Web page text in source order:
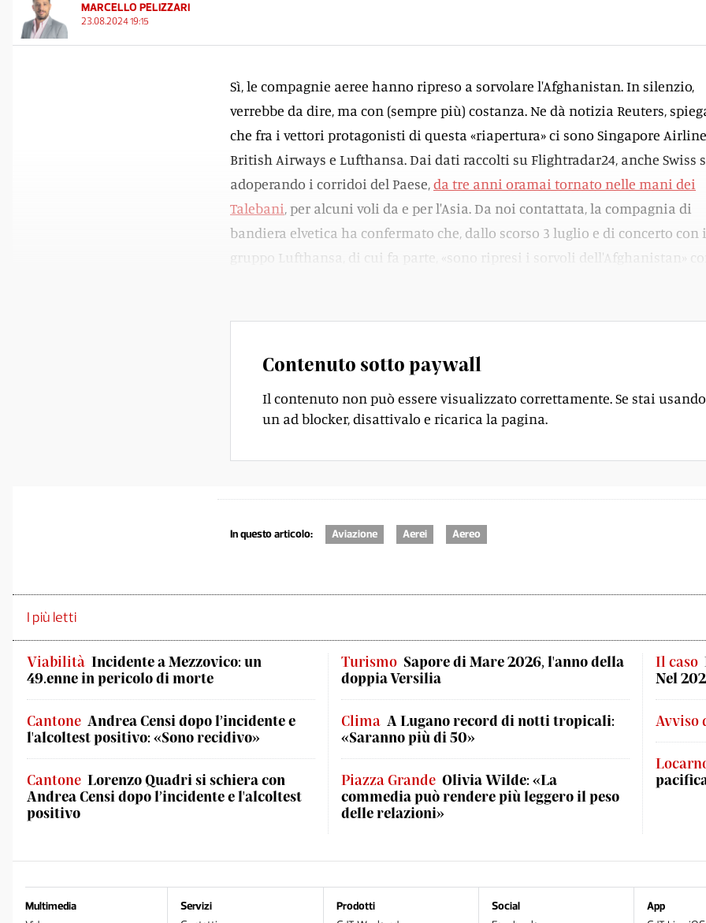
MARCELLO PELIZZARI
23.08.2024 19:15
Sì, le compagnie aeree hanno ripreso a sorvolare l'Afghanistan. In silenzio,
verrebbe da dire, ma con (sempre più) costanza. Ne dà notizia Reuters,
che fra i vettori protagonisti di questa «riapertura» ci sono Singapore
British Airways e Lufthansa. Dai dati raccolti su Flightradar24, anche Swiss
adoperando i corridoi del Paese,da tre anni oramai tornato nelle mani dei
Talebani, per alcuni voli da e per l'Asia. Da noi contattata, la compagnia di
bandiera elvetica ha confermato che, dallo scorso 3 luglio e di concerto con
gruppo Lufthansa, di cui fa parte, «sono ripresi i sorvoli dell'Afghanistan»
Contenuto sotto paywall
Il contenuto non può essere visualizzato correttamente. Se stai usando
un ad blocker, disattivalo e ricarica la pagina.
In questo articolo: Aviazione Aerei Aereo
I più letti
Viabilità Incidente a Mezzovico: un
49.enne in pericolo di morte
Cantone Andrea Censi dopo l’incidente e
l'alcoltest positivo: «Sono recidivo»
Cantone Lorenzo Quadri si schiera con
Andrea Censi dopo l’incidente e l'alcoltest
positivo
Turismo Sapore di Mare 2026, l'anno della
doppia Versilia
Clima A Lugano record di notti tropicali:
«Saranno più di 50»
Piazza Grande Olivia Wilde: «La
commedia può rendere più leggero il peso
delle relazioni»
Il caso
Nel
Avviso
Multimedia
Servizi
Prodotti
Social
App